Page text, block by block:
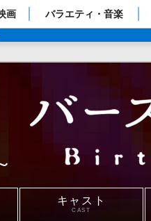
トップページ
画 バラエティ・音楽
キャスト
CAST